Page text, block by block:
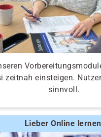
zeitnah einsteigen.
sinnvoll.
Lieber Online